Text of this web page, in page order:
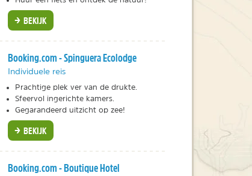
BEKIJK
Booking.com - Spinguera Ecolodge
Individuele reis
Prachtige plek ver van de drukte.
Sfeervol ingerichte kamers.
Gegarandeerd uitzicht op zee!
BEKIJK
Booking.com - Boutique Hotel